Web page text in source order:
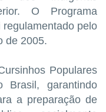
O Programa
pelo
de 2005.
Populares
Brasil, garantindo
a preparação de